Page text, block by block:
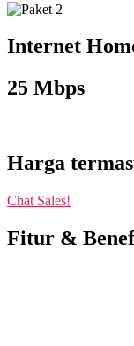
Internet
25 Mbps
Harga
Chat Sales!
Fitur &